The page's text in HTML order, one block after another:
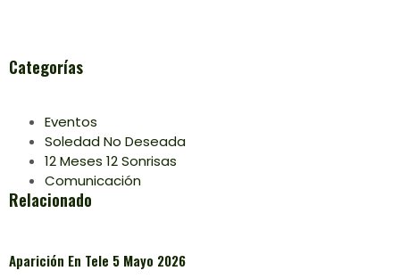
Categorías
Eventos
Soledad No Deseada
12 Meses 12 Sonrisas
Comunicación
Relacionado
Aparición En Tele 5 Mayo 2026